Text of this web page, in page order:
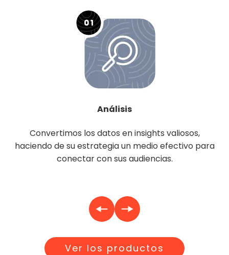
Análisis
Convertimos los datos en insights valiosos,
haciendo de su estrategia un medio efectivo para
conectar con sus audiencias.
Ver los productos